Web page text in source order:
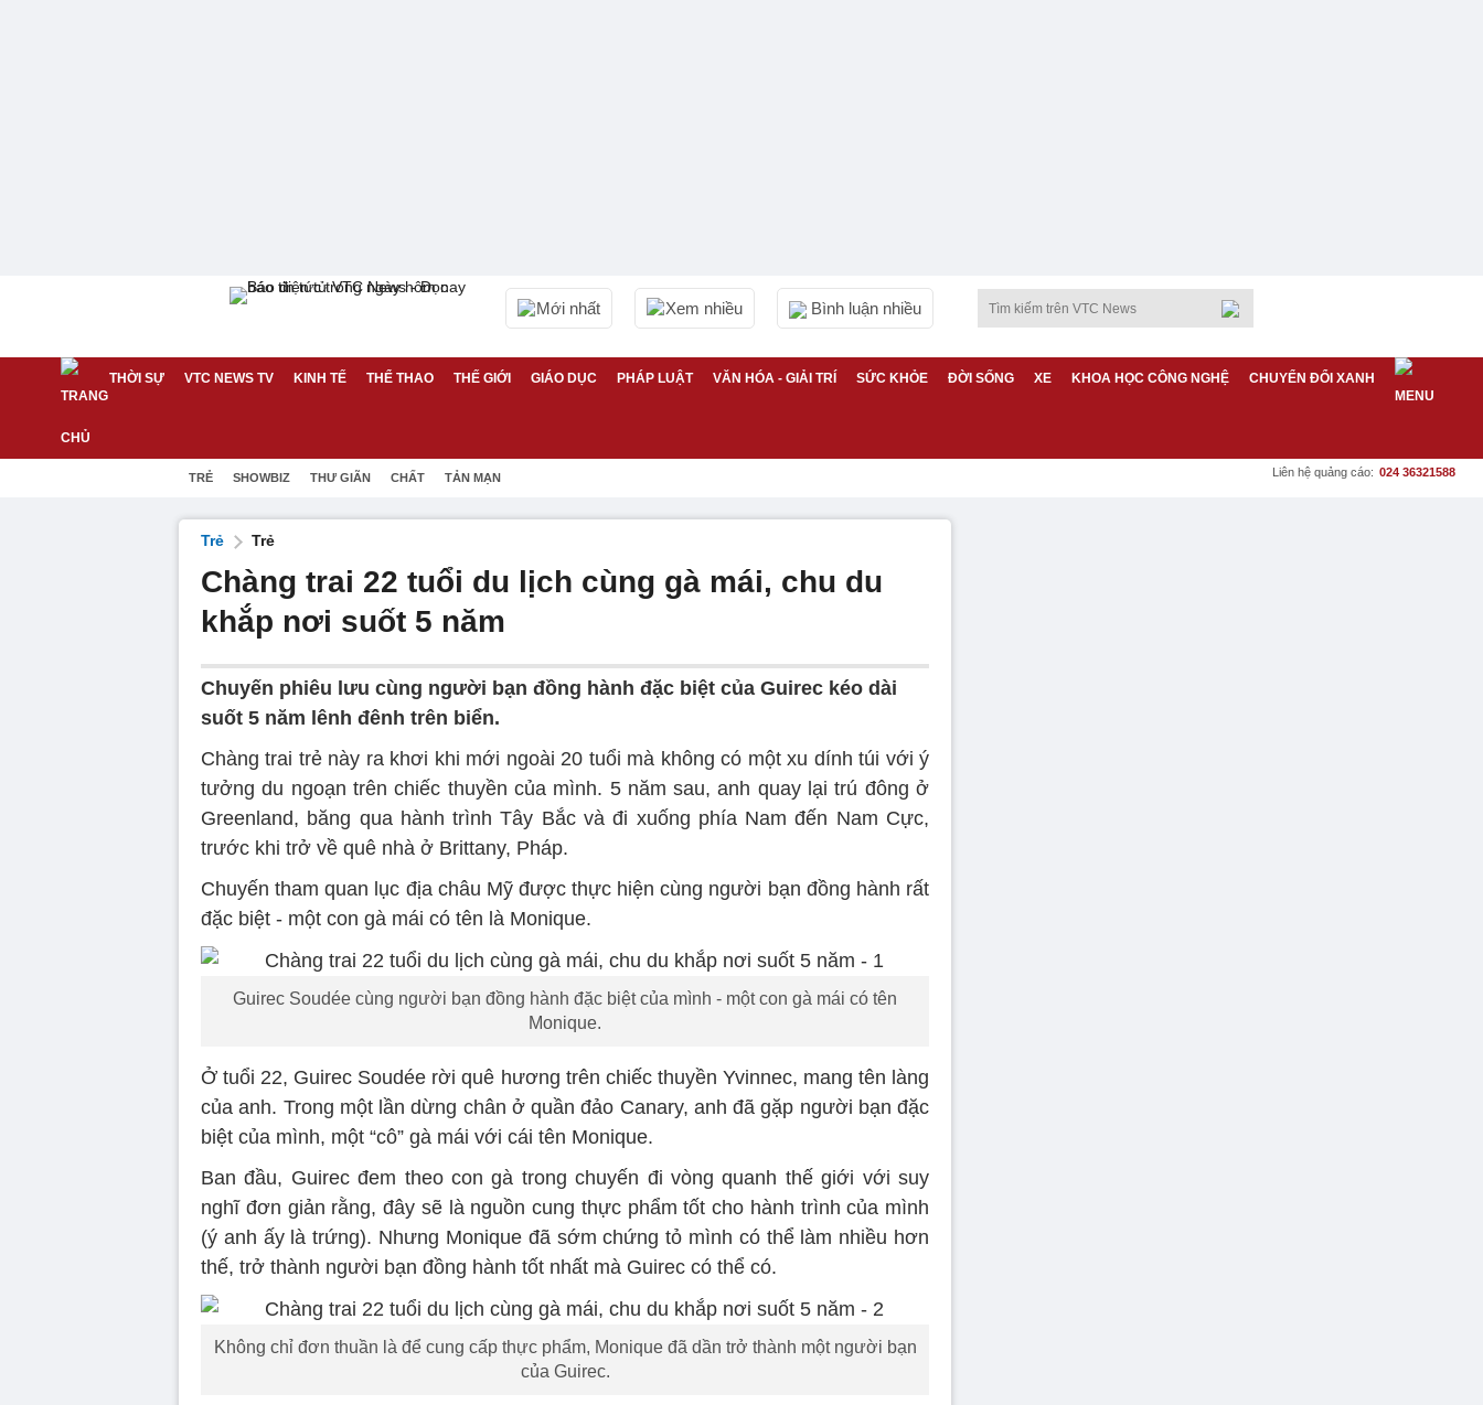
Mới nhất Xem nhiều Bình luận nhiều
THỜI SỰ VTC NEWS TV KINH TẾ THỂ THAO THẾ GIỚI GIÁO DỤC PHÁP LUẬT VĂN HÓA - GIẢI TRÍ SỨC KHỎE ĐỜI SỐNG XE KHOA HỌC CÔNG NGHỆ CHUYỂN ĐỔI XANH
TRẺ SHOWBIZ THƯ GIÃN CHẤT TẢN MẠN Liên hệ quảng cáo: 024 36321588
Trẻ Trẻ
Chàng trai 22 tuổi du lịch cùng gà mái, chu du
khắp nơi suốt 5 năm
Chuyến phiêu lưu cùng người bạn đồng hành đặc biệt của Guirec kéo dài
suốt 5 năm lênh đênh trên biển.
Chàng trai trẻ này ra khơi khi mới ngoài 20 tuổi mà không có một xu dính túi với ý
tưởng du ngoạn trên chiếc thuyền của mình. 5 năm sau, anh quay lại trú đông ở
Greenland, băng qua hành trình Tây Bắc và đi xuống phía Nam đến Nam Cực,
trước khi trở về quê nhà ở Brittany, Pháp.
Chuyến tham quan lục địa châu Mỹ được thực hiện cùng người bạn đồng hành rất
đặc biệt - một con gà mái có tên là Monique.
Guirec Soudée cùng người bạn đồng hành đặc biệt của mình - một con gà mái có tên
Monique.
Ở tuổi 22, Guirec Soudée rời quê hương trên chiếc thuyền Yvinnec, mang tên làng
của anh. Trong một lần dừng chân ở quần đảo Canary, anh đã gặp người bạn đặc
biệt của mình, một “cô” gà mái với cái tên Monique.
Ban đầu, Guirec đem theo con gà trong chuyến đi vòng quanh thế giới với suy
nghĩ đơn giản rằng, đây sẽ là nguồn cung thực phẩm tốt cho hành trình của mình
(ý anh ấy là trứng). Nhưng Monique đã sớm chứng tỏ mình có thể làm nhiều hơn
thế, trở thành người bạn đồng hành tốt nhất mà Guirec có thể có.
Không chỉ đơn thuần là để cung cấp thực phẩm, Monique đã dần trở thành một người bạn
của Guirec.